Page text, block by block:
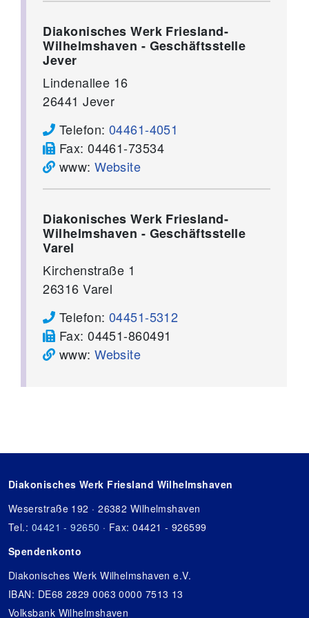
Diakonisches Werk Friesland-
Wilhelmshaven - Geschäftsstelle
Jever
Lindenallee 16
26441 Jever
Telefon: 04461-4051
Fax:04461-73534
www:Website
Diakonisches Werk Friesland-
Wilhelmshaven - Geschäftsstelle
Varel
Kirchenstraße 1
26316 Varel
Telefon: 04451-5312
Fax:04451-860491
www:Website
Diakonisches Werk Friesland Wilhelmshaven
Weserstraße 192 · 26382 Wilhelmshaven
Tel.: 04421 - 92650 · Fax: 04421 - 926599
Spendenkonto
Diakonisches Werk Wilhelmshaven e.V.
IBAN: DE68 2829 0063 0000 7513 13
Volksbank Wilhelmshaven